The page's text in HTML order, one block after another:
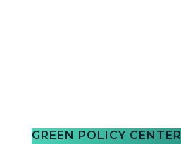
GREEN POLICY CENTER